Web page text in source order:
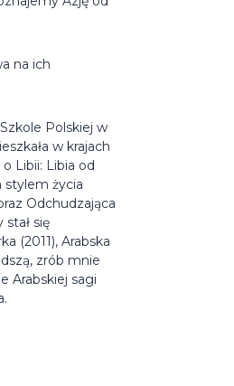
na ich
Polskiej w
w krajach
Libii: Libia od
stylem życia
Odchudzająca
się
(2011), Arabska
zrób mnie
Arabskiej sagi